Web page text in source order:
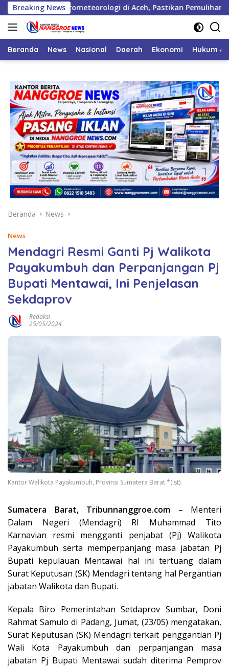
Langsung
ke
konten
Breaking News
Hidrometeorologi di Aceh, Pastikan Pemulihan
Beranda News Nasional Daerah Ekonomi Hukum &
Beranda News
News
Mendagri Resmi Ganti Pj Walikota
Payakumbuh dan Perpanjangan Pj
Bupati Mentawai, Ini Penjelasan
Sekdaprov
Redaksi
25/05/2024
Kantor Walikota Payakumbuh, Provinsi Sumatera Barat.*(Ist).
Sumatera Barat, Tribunnanggroe.com – Menteri
Dalam Negeri (Mendagri) RI Muhammad Tito
Karnavian resmi mengganti penjabat (Pj) Walikota
Payakumbuh serta memperpanjang masa jabatan Pj
Bupati kepulauan Mentawai hal ini tertuang dalam
Surat Keputusan (SK) Mendagri tentang hal Pergantian
jabatan Walikota dan Bupati.
Kepala Biro Pemerintahan Setdaprov Sumbar, Doni
Rahmat Samulo di Padang, Jumat, (23/05) mengatakan,
Surat Keputusan (SK) Mendagri terkait penggantian Pj
Wali Kota Payakumbuh dan perpanjangan masa
jabatan Pj Bupati Mentawai sudah diterima Pemprov